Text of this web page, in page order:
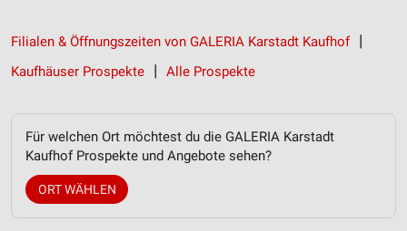
Filialen & Öffnungszeiten von GALERIA Karstadt Kaufhof
Kaufhäuser Prospekte
Alle Prospekte
Für welchen Ort möchtest du die GALERIA Karstadt
Kaufhof Prospekte und Angebote sehen?
ORT WÄHLEN